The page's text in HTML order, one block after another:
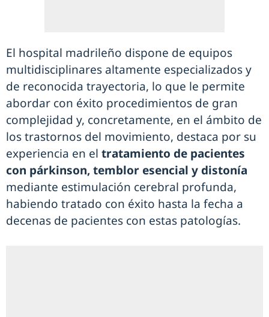
El hospital madrileño dispone de equipos
multidisciplinares altamente especializados y
de reconocida trayectoria, lo que le permite
abordar con éxito procedimientos de gran
complejidad y, concretamente, en el ámbito de
los trastornos del movimiento, destaca por su
experiencia en el tratamiento de pacientes
con párkinson, temblor esencial y distonía
mediante estimulación cerebral profunda,
habiendo tratado con éxito hasta la fecha a
decenas de pacientes con estas patologías.